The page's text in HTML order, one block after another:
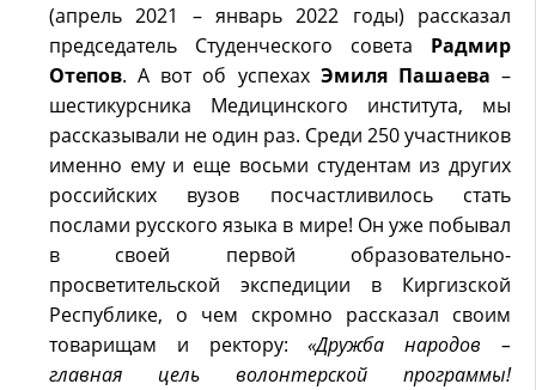
(апрель 2021 – январь 2022 годы) рассказал
председатель Студенческого совета Радмир
Отепов. А вот об успехах Эмиля Пашаева –
шестикурсника Медицинского института, мы
рассказывали не один раз. Среди 250 участников
именно ему и еще восьми студентам из других
российских вузов посчастливилось стать
послами русского языка в мире! Он уже побывал
в своей первой образовательно-
просветительской экспедиции в Киргизской
Республике, о чем скромно рассказал своим
товарищам и ректору:«Дружба народов –
главная цель волонтерской программы!